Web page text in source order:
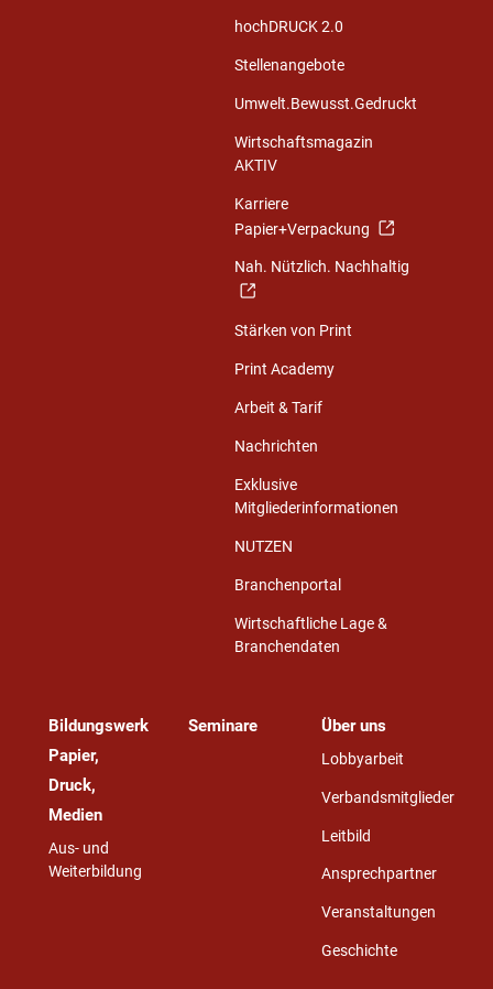
hochDRUCK 2.0
Stellenangebote
Umwelt.Bewusst.Gedruckt
Wirtschaftsmagazin
AKTIV
Karriere
Papier+Verpackung
Nah. Nützlich. Nachhaltig
Stärken von Print
Print Academy
Arbeit & Tarif
Nachrichten
Exklusive
Mitgliederinformationen
NUTZEN
Branchenportal
Wirtschaftliche Lage &
Branchendaten
Bildungswerk
Papier,
Druck,
Medien
Aus- und
Weiterbildung
Seminare Über uns
Lobbyarbeit
Verbandsmitglieder
Leitbild
Ansprechpartner
Veranstaltungen
Geschichte